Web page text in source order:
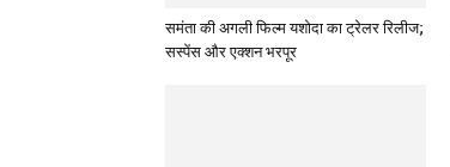
समंता की अगली फिल्म यशोदा का ट्रेलर रिलीज;
सस्पेंस और एक्शन भरपूर